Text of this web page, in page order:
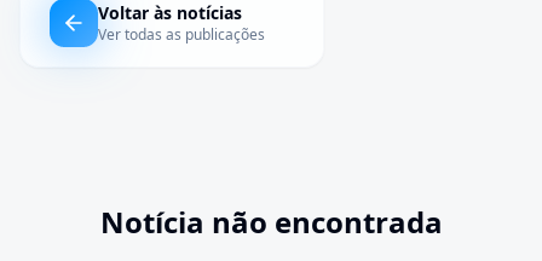
Voltar às notícias
Ver todas as publicações
Notícia não encontrada